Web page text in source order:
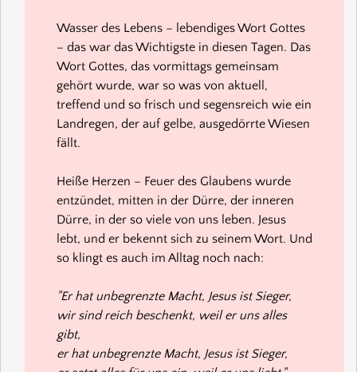
Wasser des Lebens – lebendiges Wort Gottes
– das war das Wichtigste in diesen Tagen. Das
Wort Gottes, das vormittags gemeinsam
gehört wurde, war so was von aktuell,
treffend und so frisch und segensreich wie ein
Landregen, der auf gelbe, ausgedörrte Wiesen
fällt.
Heiße Herzen – Feuer des Glaubens wurde
entzündet, mitten in der Dürre, der inneren
Dürre, in der so viele von uns leben. Jesus
lebt, und er bekennt sich zu seinem Wort. Und
so klingt es auch im Alltag noch nach:
"Er hat unbegrenzte Macht, Jesus ist Sieger,
wir sind reich beschenkt, weil er uns alles
gibt,
er hat unbegrenzte Macht, Jesus ist Sieger,